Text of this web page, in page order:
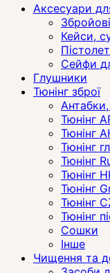
Аксесуари
Кейси,
Сейфи
Глушники
Тюнінг зброї
Тюнінг
Тюнінг
Тюнінг
Тюнінг
Тюнінг
Тюнінг
Тюнінг
Тюнінг
Сошки
Інше
Чищення та